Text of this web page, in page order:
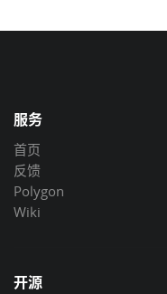
服务
首页
反馈
Polygon
Wiki
开源